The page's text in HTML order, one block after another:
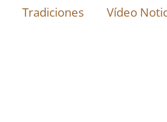
Tradiciones
Vídeo